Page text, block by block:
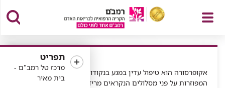
פתח
תפריט
מרכז טל רמב"ם -
בית מאיר
אקופרסורה הוא טיפול עדין במגע בנקודות לחיצה אנרגטיות
המפוזרות על פני מסלולים הנקראים מרידיאנים. הוא מבוסס על